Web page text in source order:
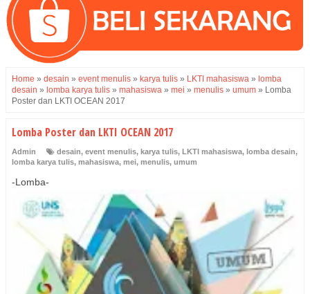
Home » desain » event menulis » karya tulis » LKTI mahasiswa » lomba
desain » lomba karya tulis » mahasiswa » mei » menulis » umum » Lomba
Poster dan LKTI OCEAN 2017
Lomba Poster dan LKTI OCEAN 2017
Admin desain, event menulis, karya tulis, LKTI mahasiswa, lomba desain,
lomba karya tulis, mahasiswa, mei, menulis, umum
-Lomba-